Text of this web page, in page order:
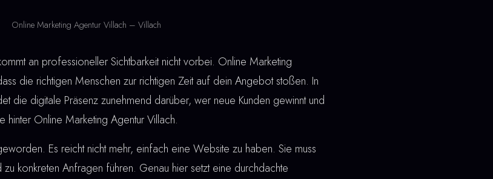
Online Marketing Agentur Villach – Villach
an professioneller Sichtbarkeit nicht vorbei. Online Marketing
die richtigen Menschen zur richtigen Zeit auf dein Angebot stoßen. In
die digitale Präsenz zunehmend darüber, wer neue Kunden gewinnt und
Online Marketing Agentur Villach.
Es reicht nicht mehr, einfach eine Website zu haben. Sie muss
konkreten Anfragen führen. Genau hier setzt eine durchdachte